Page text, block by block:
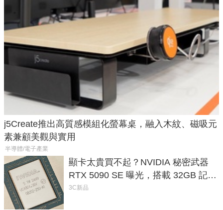
j5Create推出高質感模組化螢幕桌，融入木紋、磁吸元
素兼顧美觀與實用
半導體/電子產業
顯卡太貴買不起？NVIDIA 秘密武器
RTX 5090 SE 曝光，搭載 32GB 記憶
體
3C新品